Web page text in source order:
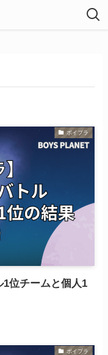
ボイプラ
1位チームと個人1
ボイプラ